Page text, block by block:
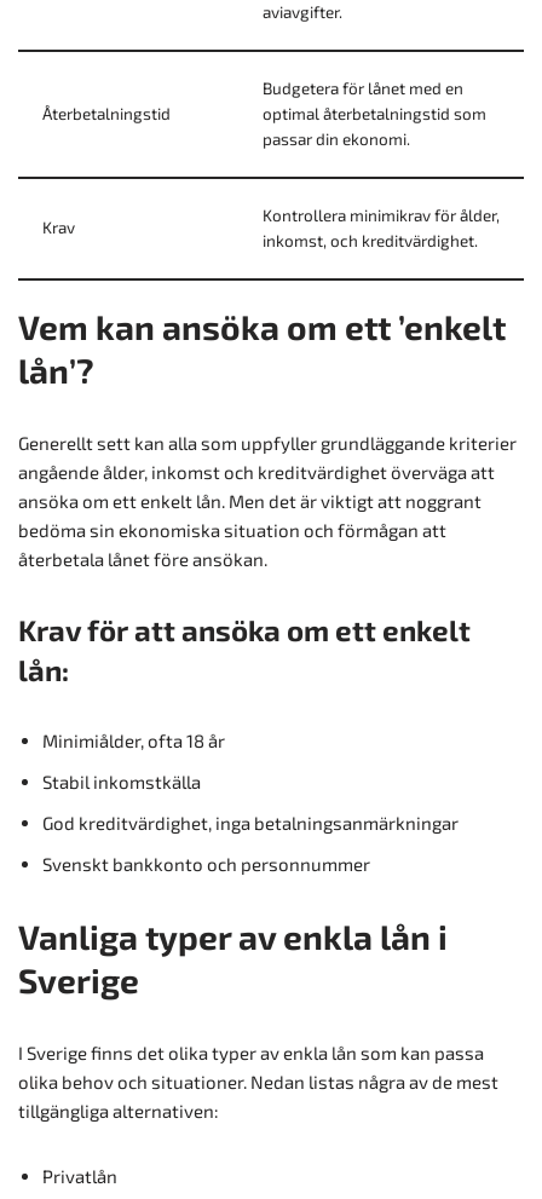
aviavgifter.
Återbetalningstid
Budgetera för lånet med en
optimal återbetalningstid som
passar din ekonomi.
Krav
Kontrollera minimikrav för ålder,
inkomst, och kreditvärdighet.
Vem kan ansöka om ett ’enkelt
lån’?
Generellt sett kan alla som uppfyller grundläggande kriterier
angående ålder, inkomst och kreditvärdighet överväga att
ansöka om ett enkelt lån. Men det är viktigt att noggrant
bedöma sin ekonomiska situation och förmågan att
återbetala lånet före ansökan.
Krav för att ansöka om ett enkelt
lån:
Minimiålder, ofta 18 år
Stabil inkomstkälla
God kreditvärdighet, inga betalningsanmärkningar
Svenskt bankkonto och personnummer
Vanliga typer av enkla lån i
Sverige
I Sverige finns det olika typer av enkla lån som kan passa
olika behov och situationer. Nedan listas några av de mest
tillgängliga alternativen:
Privatlån